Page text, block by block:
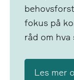
fokus på
råd om hva
Les mer